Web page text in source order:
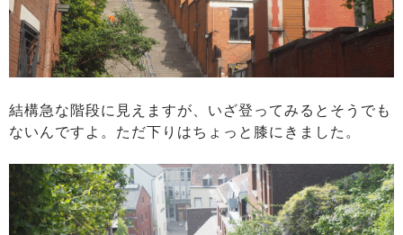
結構急な階段に見えますが、いざ登ってみるとそうでも
ないんですよ。ただ下りはちょっと膝にきました。